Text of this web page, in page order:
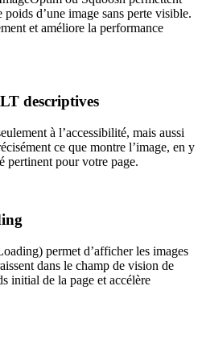
d’une image sans perte visible.
et améliore la performance
descriptives
à l’accessibilité, mais aussi
ce que montre l’image, en y
pertinent pour votre page.
permet d’afficher les images
dans le champ de vision de
initial de la page et accélère